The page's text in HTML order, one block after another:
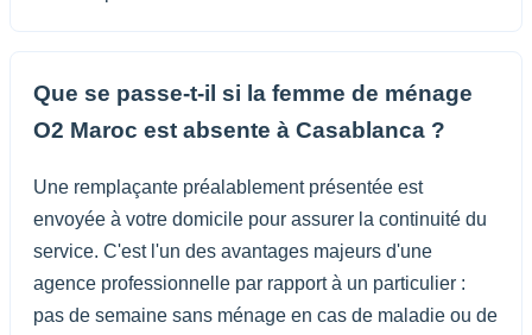
Que se passe-t-il si la femme de ménage
O2 Maroc est absente à Casablanca ?
Une remplaçante préalablement présentée est
envoyée à votre domicile pour assurer la continuité du
service. C'est l'un des avantages majeurs d'une
agence professionnelle par rapport à un particulier :
pas de semaine sans ménage en cas de maladie ou de